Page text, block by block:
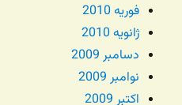
فوریه 2010
ژانویه 2010
دسامبر 2009
نوامبر 2009
اکتبر 2009